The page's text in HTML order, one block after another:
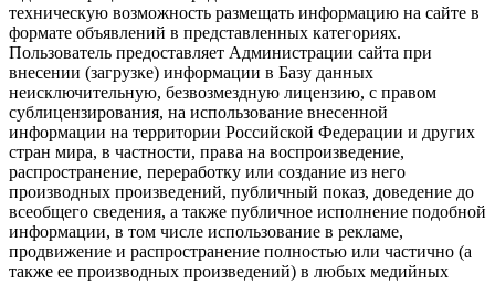
техническую возможность размещать информацию на сайте в
формате объявлений в представленных категориях.
Пользователь предоставляет Администрации сайта при
внесении (загрузке) информации в Базу данных
неисключительную, безвозмездную лицензию, с правом
сублицензирования, на использование внесенной
информации на территории Российской Федерации и других
стран мира, в частности, права на воспроизведение,
распространение, переработку или создание из него
производных произведений, публичный показ, доведение до
всеобщего сведения, а также публичное исполнение подобной
информации, в том числе использование в рекламе,
продвижение и распространение полностью или частично (а
также ее производных произведений) в любых медийных